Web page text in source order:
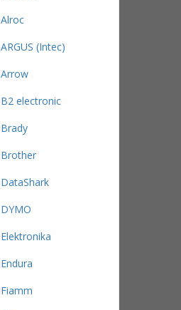
Alroc
ARGUS (Intec)
Arrow
B2 electronic
Brady
Brother
DataShark
DYMO
Elektronika
Endura
Fiamm